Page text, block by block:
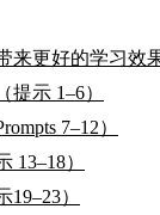
来更好的学习效
示 1–6）
7–12）
13–18）
）